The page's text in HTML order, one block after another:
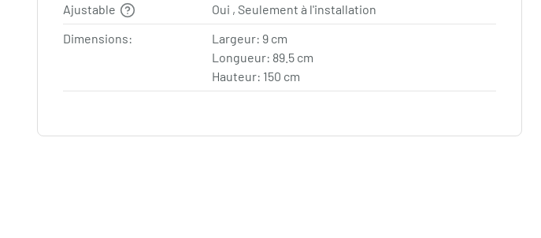
Ajustable
Oui , Seulement à l'installation
Dimensions:
Largeur: 9 cm
Longueur: 89.5 cm
Hauteur: 150 cm